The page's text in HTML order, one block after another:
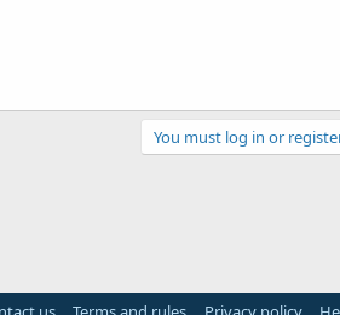
You must log in or